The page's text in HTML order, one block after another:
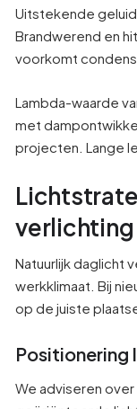
Uitstekende
Brandwerend en
voorkomt
Lambda-waarde
met
projecten. Lange
verlichting
Natuurlijk daglicht
werkklimaat. Bij
op de juiste
We adviseren